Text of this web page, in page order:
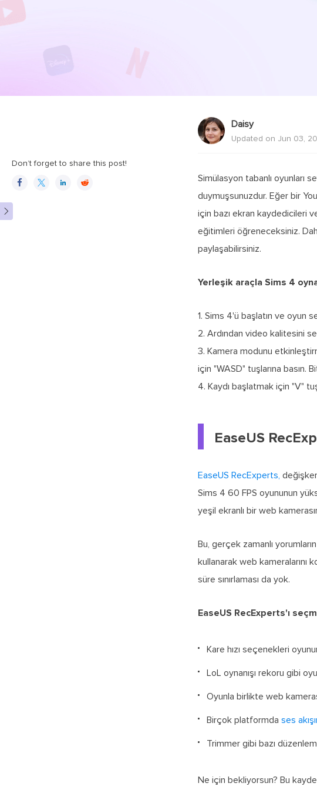
Don’t forget to share this post!
   

Daisy
Updated on Jun 03,
Simülasyon tabanlı oyunları
duymuşsunuzdur. Eğer bir
için bazı ekran kaydedicileri
eğitimleri öğreneceksiniz.
paylaşabilirsiniz.
Yerleşik araçla Sims 4
1. Sims 4'ü başlatın ve oyun
2. Ardından video kalitesini
3. Kamera modunu
için "WASD" tuşlarına basın.
4. Kaydı başlatmak için "V"
EaseUS
EaseUS RecExperts,
Sims 4 60 FPS oyununun
yeşil ekranlı bir web
Bu, gerçek zamanlı
kullanarak web kameralarını
süre sınırlaması da yok.
EaseUS RecExperts'ı
Kare hızı seçenekleri
LoL oynanışı rekoru gibi
Oyunla birlikte web
Birçok platformda ses
Trimmer gibi bazı
Ne için bekliyorsun? Bu
